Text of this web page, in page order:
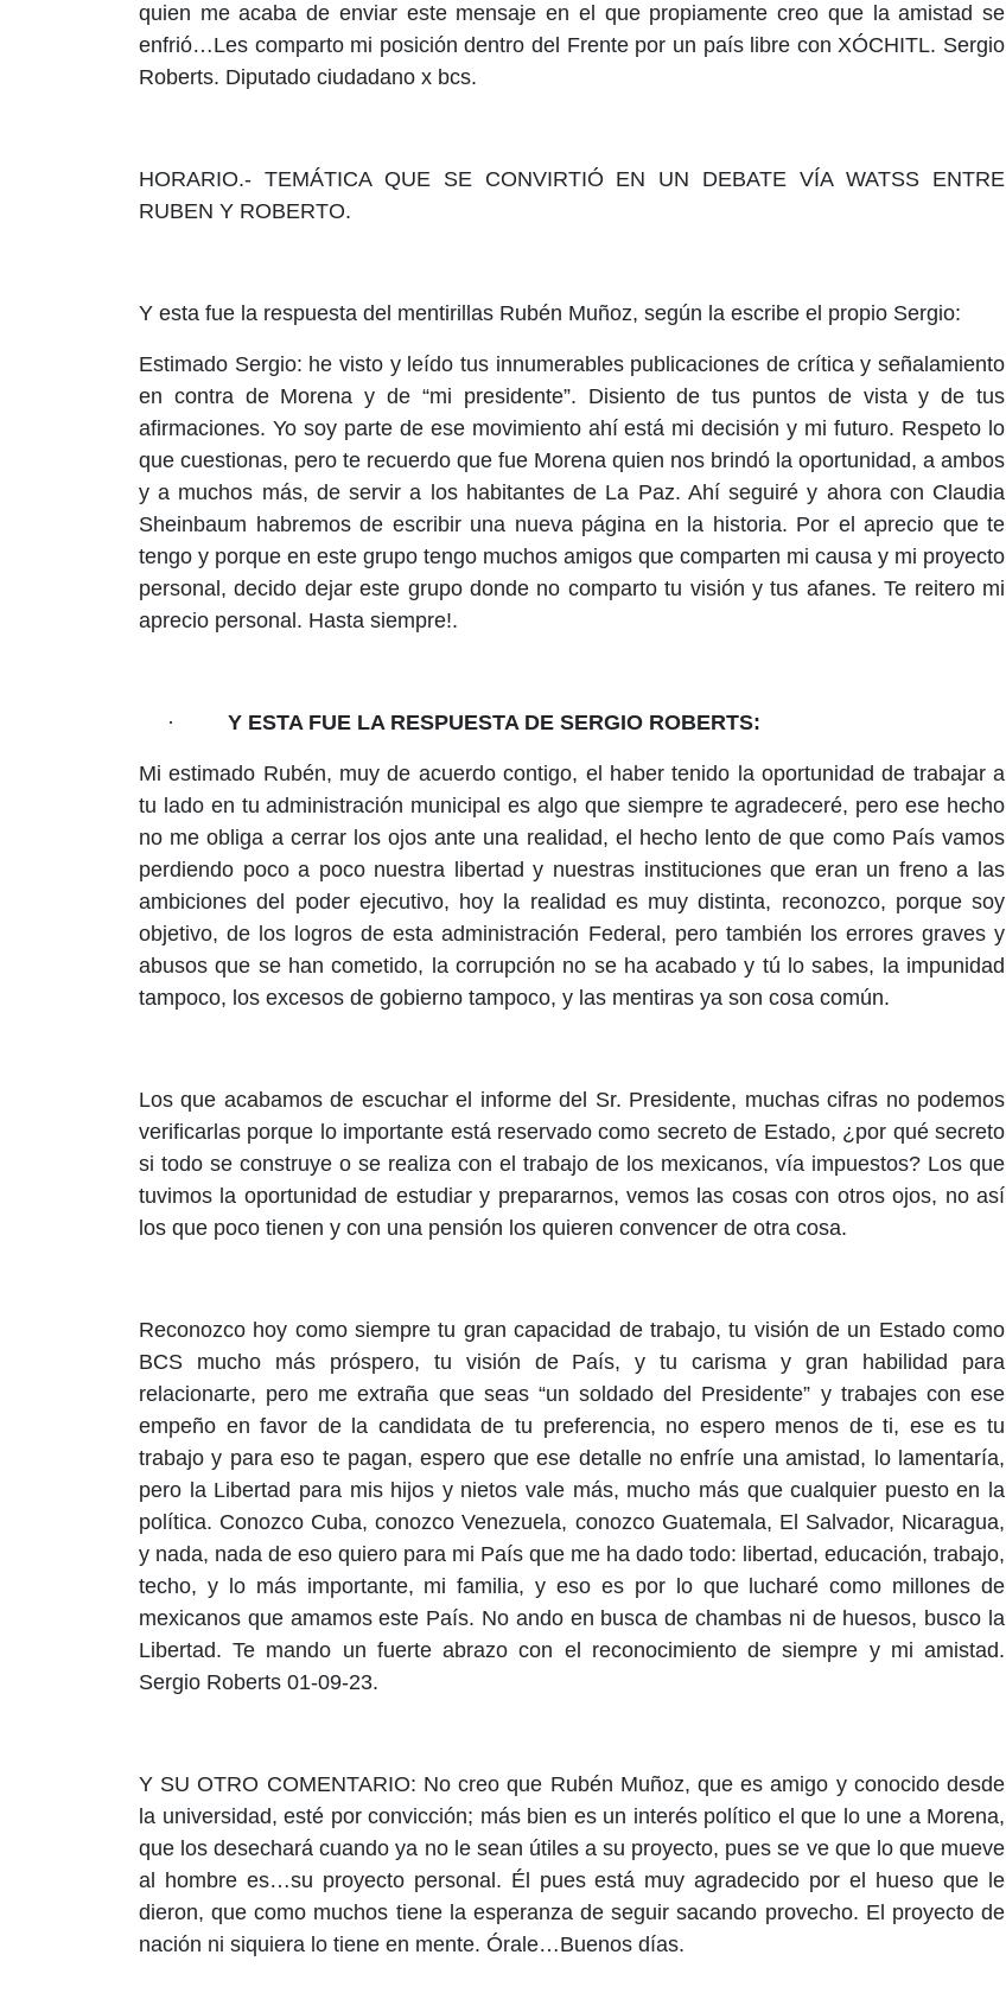
quien me acaba de enviar este mensaje en el que propiamente creo que la amistad se
enfrió…Les comparto mi posición dentro del Frente por un país libre con XÓCHITL. Sergio
Roberts. Diputado ciudadano x bcs.
HORARIO.- TEMÁTICA QUE SE CONVIRTIÓ EN UN DEBATE VÍA WATSS ENTRE
RUBEN Y ROBERTO.
Y esta fue la respuesta del mentirillas Rubén Muñoz, según la escribe el propio Sergio:
Estimado Sergio: he visto y leído tus innumerables publicaciones de crítica y señalamiento
en contra de Morena y de “mi presidente”. Disiento de tus puntos de vista y de tus
afirmaciones. Yo soy parte de ese movimiento ahí está mi decisión y mi futuro. Respeto lo
que cuestionas, pero te recuerdo que fue Morena quien nos brindó la oportunidad, a ambos
y a muchos más, de servir a los habitantes de La Paz. Ahí seguiré y ahora con Claudia
Sheinbaum habremos de escribir una nueva página en la historia. Por el aprecio que te
tengo y porque en este grupo tengo muchos amigos que comparten mi causa y mi proyecto
personal, decido dejar este grupo donde no comparto tu visión y tus afanes. Te reitero mi
aprecio personal. Hasta siempre!.
· Y ESTA FUE LA RESPUESTA DE SERGIO ROBERTS:
Mi estimado Rubén, muy de acuerdo contigo, el haber tenido la oportunidad de trabajar a
tu lado en tu administración municipal es algo que siempre te agradeceré, pero ese hecho
no me obliga a cerrar los ojos ante una realidad, el hecho lento de que como País vamos
perdiendo poco a poco nuestra libertad y nuestras instituciones que eran un freno a las
ambiciones del poder ejecutivo, hoy la realidad es muy distinta, reconozco, porque soy
objetivo, de los logros de esta administración Federal, pero también los errores graves y
abusos que se han cometido, la corrupción no se ha acabado y tú lo sabes, la impunidad
tampoco, los excesos de gobierno tampoco, y las mentiras ya son cosa común.
Los que acabamos de escuchar el informe del Sr. Presidente, muchas cifras no podemos
verificarlas porque lo importante está reservado como secreto de Estado, ¿por qué secreto
si todo se construye o se realiza con el trabajo de los mexicanos, vía impuestos? Los que
tuvimos la oportunidad de estudiar y prepararnos, vemos las cosas con otros ojos, no así
los que poco tienen y con una pensión los quieren convencer de otra cosa.
Reconozco hoy como siempre tu gran capacidad de trabajo, tu visión de un Estado como
BCS mucho más próspero, tu visión de País, y tu carisma y gran habilidad para
relacionarte, pero me extraña que seas “un soldado del Presidente” y trabajes con ese
empeño en favor de la candidata de tu preferencia, no espero menos de ti, ese es tu
trabajo y para eso te pagan, espero que ese detalle no enfríe una amistad, lo lamentaría,
pero la Libertad para mis hijos y nietos vale más, mucho más que cualquier puesto en la
política. Conozco Cuba, conozco Venezuela, conozco Guatemala, El Salvador, Nicaragua,
y nada, nada de eso quiero para mi País que me ha dado todo: libertad, educación, trabajo,
techo, y lo más importante, mi familia, y eso es por lo que lucharé como millones de
mexicanos que amamos este País. No ando en busca de chambas ni de huesos, busco la
Libertad. Te mando un fuerte abrazo con el reconocimiento de siempre y mi amistad.
Sergio Roberts 01-09-23.
Y SU OTRO COMENTARIO: No creo que Rubén Muñoz, que es amigo y conocido desde
la universidad, esté por convicción; más bien es un interés político el que lo une a Morena,
que los desechará cuando ya no le sean útiles a su proyecto, pues se ve que lo que mueve
al hombre es…su proyecto personal. Él pues está muy agradecido por el hueso que le
dieron, que como muchos tiene la esperanza de seguir sacando provecho. El proyecto de
nación ni siquiera lo tiene en mente. Órale…Buenos días.